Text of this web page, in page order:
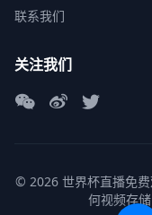
联系我们
关注我们
© 2026 世界杯直播免
何视频存